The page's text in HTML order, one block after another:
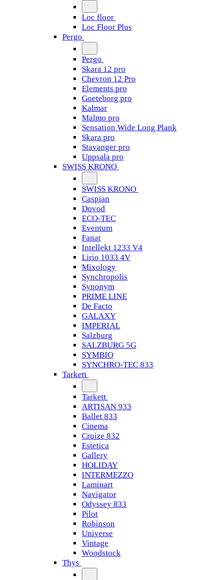
Loc floor
Loc Floor Plus
Pergo
Pergo
Skara 12 pro
Chevron 12 Pro
Elements pro
Goeteborg pro
Kalmar
Malmo pro
Sensation Wide Long Plank
Skara pro
Stavanger pro
Uppsala pro
SWISS KRONO
SWISS KRONO
Caspian
Dovod
ECO-TEC
Eventum
Fanat
Intellekt 1233 V4
Lirio 1033 4V
Mixology
Synchropolis
Synonym
PRIME LINE
De Facto
GALAXY
IMPERIAL
Salzburg
SALZBURG 5G
SYMBIO
SYNCHRO-TEC 833
Tarkett
Tarkett
ARTISAN 933
Ballet 833
Cinema
Cruize 832
Estetica
Gallery
HOLIDAY
INTERMEZZO
Laminart
Navigator
Odyssey 833
Pilot
Robinson
Universe
Vintage
Woodstock
Thys